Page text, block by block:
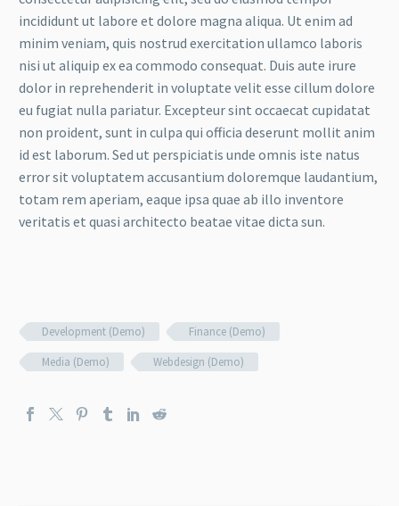
incididunt ut labore et dolore magna aliqua. Ut enim ad
minim veniam, quis nostrud exercitation ullamco laboris
nisi ut aliquip ex ea commodo consequat. Duis aute irure
dolor in reprehenderit in voluptate velit esse cillum dolore
eu fugiat nulla pariatur. Excepteur sint occaecat cupidatat
non proident, sunt in culpa qui officia deserunt mollit anim
id est laborum. Sed ut perspiciatis unde omnis iste natus
error sit voluptatem accusantium doloremque laudantium,
totam rem aperiam, eaque ipsa quae ab illo inventore
veritatis et quasi architecto beatae vitae dicta sun.
Development (Demo)
Finance (Demo)
Media (Demo)
Webdesign (Demo)